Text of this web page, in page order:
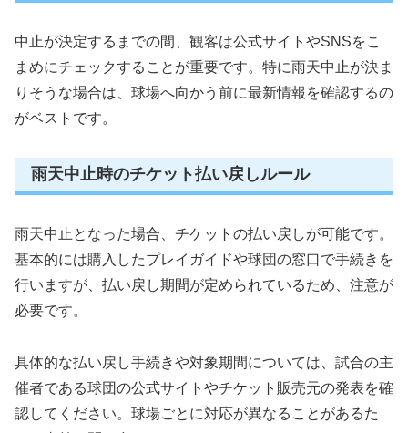
中止が決定するまでの間、観客は公式サイトやSNSをこ
まめにチェックすることが重要です。特に雨天中止が決ま
りそうな場合は、球場へ向かう前に最新情報を確認するの
がベストです。
雨天中止時のチケット払い戻しルール
雨天中止となった場合、チケットの払い戻しが可能です。
基本的には購入したプレイガイドや球団の窓口で手続きを
行いますが、払い戻し期間が定められているため、注意が
必要です。
具体的な払い戻し手続きや対象期間については、試合の主
催者である球団の公式サイトやチケット販売元の発表を確
認してください。球場ごとに対応が異なることがあるた